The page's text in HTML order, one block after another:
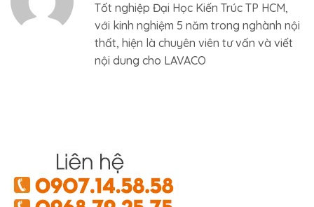
Tốt nghiệp Đại Học Kiến Trúc TP HCM,
với kinh nghiệm 5 năm trong nghành nội
thất, hiện là chuyên viên tư vấn và viết
nội dung cho LAVACO